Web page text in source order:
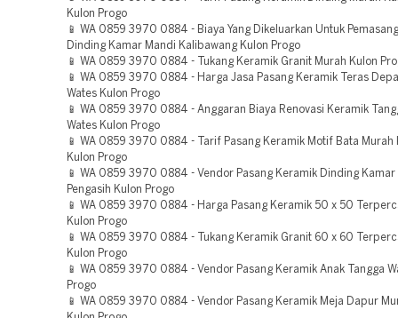
Kulon Progo
📱 WA 0859 3970 0884 - Biaya Yang Dikeluarkan Untuk
Dinding Kamar Mandi Kalibawang Kulon Progo
📱 WA 0859 3970 0884 - Tukang Keramik Granit Murah Kulon
📱 WA 0859 3970 0884 - Harga Jasa Pasang Keramik Teras
Wates Kulon Progo
📱 WA 0859 3970 0884 - Anggaran Biaya Renovasi Keramik
Wates Kulon Progo
📱 WA 0859 3970 0884 - Tarif Pasang Keramik Motif Bata Murah
Kulon Progo
📱 WA 0859 3970 0884 - Vendor Pasang Keramik Dinding
Pengasih Kulon Progo
📱 WA 0859 3970 0884 - Harga Pasang Keramik 50 x 50
Kulon Progo
📱 WA 0859 3970 0884 - Tukang Keramik Granit 60 x 60
Kulon Progo
📱 WA 0859 3970 0884 - Vendor Pasang Keramik Anak Tangga
Progo
📱 WA 0859 3970 0884 - Vendor Pasang Keramik Meja Dapur